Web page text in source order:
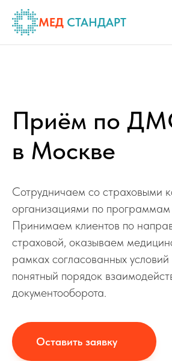
МЕД СТАНДАРТ
Приём по
в Москве
Сотрудничаем со страховыми
организациями по
Принимаем клиентов по
страховой, оказываем
рамках согласованных
понятный порядок
документооборота.
Оставить заявку